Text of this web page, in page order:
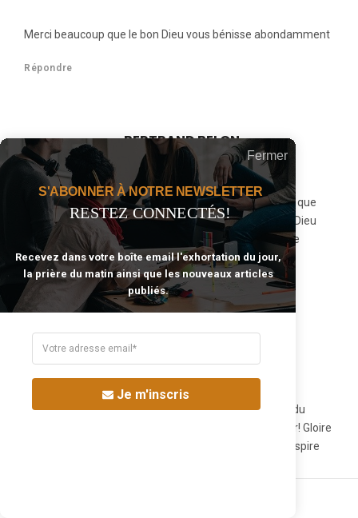
Merci beaucoup que le bon Dieu vous bénisse abondamment
Répondre
BERTRAND BELONdit :
octobre 15, 2021 à 6:04 pm
Loin de moi de juger ou calomnier j’ai toujours cru que
ceux qui nomment . (Le bon Dieu) ou lieu de mon Dieu
est religieux et ne connaissent pas le père comme
Jésus-Christ nous la enseigner.
Répondre
Laure
mai 29, 2021 à 10:15 pm
Merci Seigneur pour ces révélations sous l’inspiration du
Saint-Esprit! Cela va encore changer ma façon de prier! Gloire
soit rendu à notre Dieu pour son fidèle serviteur qu’il inspire
Fermer
S'ABONNER À NOTRE NEWSLETTER
RESTEZ CONNECTÉS!
Recevez dans votre boîte email l'exhortation du jour,
la prière du matin ainsi que les nouveaux articles
publiés.
Je m'inscris